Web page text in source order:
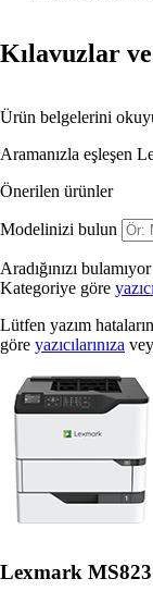
Kılavuzlar
Ürün belgelerini
Aramanızla eşleşen
Önerilen ürünler
Modelinizi bulun
Aradığınızı
Kategoriye göre
Lütfen yazım
göre yazıcılarınıza
Lexmark MS823